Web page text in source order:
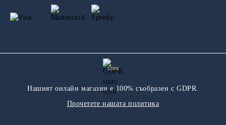
GDPR
Нашият онлайн магазин е 100% съобразен с GDPR.
Прочетете нашата политика